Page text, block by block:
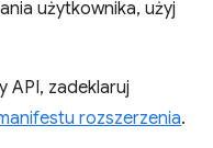
użytkownika, użyj
API, zadeklaruj
rozszerzenia.